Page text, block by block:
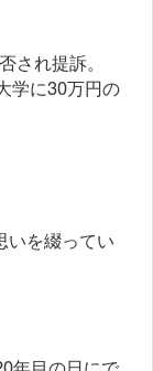
され提訴。
学に30万円の
いを綴ってい